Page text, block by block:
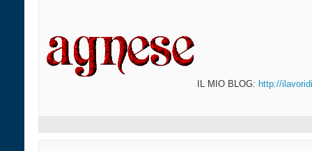
IL MIO BLOG: http://